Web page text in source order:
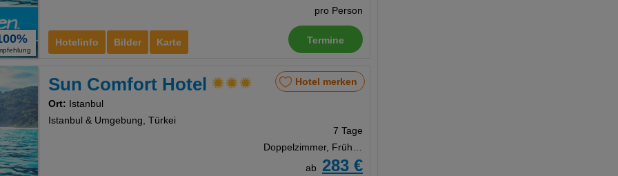
Hotelinfo Bilder Karte
pro Person
Termine
Sun Comfort Hotel
Ort: Istanbul
Istanbul & Umgebung, Türkei
Hotel merken
7 Tage
Doppelzimmer, Frühstück
ab
283 €